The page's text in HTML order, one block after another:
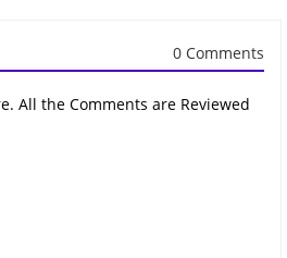
0 Comments
All the Comments are Reviewed